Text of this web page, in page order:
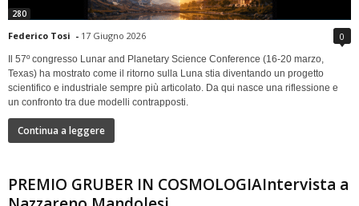
280
Federico Tosi - 17 Giugno 2026 0
Il 57º congresso Lunar and Planetary Science Conference (16-20 marzo,
Texas) ha mostrato come il ritorno sulla Luna stia diventando un progetto
scientifico e industriale sempre più articolato. Da qui nasce una riflessione e
un confronto tra due modelli contrapposti.
Continua a leggere
PREMIO GRUBER IN COSMOLOGIAIntervista a